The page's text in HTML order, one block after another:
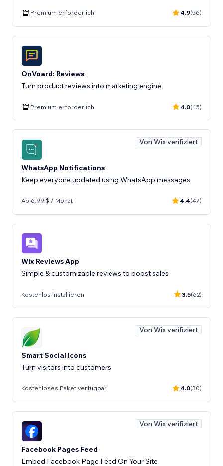
Premium erforderlich 4.9(56)
OnVoard: Reviews
Turn product reviews into marketing engine
Premium erforderlich 4.0(45)
Von Wix verifiziert
WhatsApp Notifications
Keep everyone updated using WhatsApp messages
Ab 6,99 $ / Monat 4.4(47)
Wix Reviews App
Kostenlos installieren 3.5(62)
Von Wix verifiziert
Smart Social Icons
Turn visitors into customers
Kostenloses Paket verfügbar 4.0(30)
Von Wix verifiziert
Facebook Pages Feed
Embed Facebook Page Feed On Your Site